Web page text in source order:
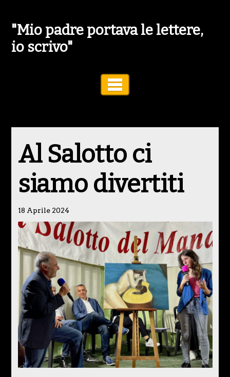
"Mio padre portava le lettere,
io scrivo"
Al Salotto ci
siamo divertiti
18 Aprile 2024